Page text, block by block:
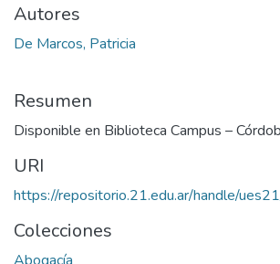
Autores
De Marcos, Patricia
Resumen
Disponible en Biblioteca Campus –
URI
https://repositorio.21.edu.ar/handle/
Colecciones